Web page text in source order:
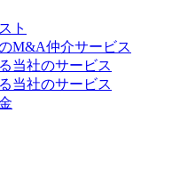
ト
M&A仲介サービス
当社のサービス
当社のサービス